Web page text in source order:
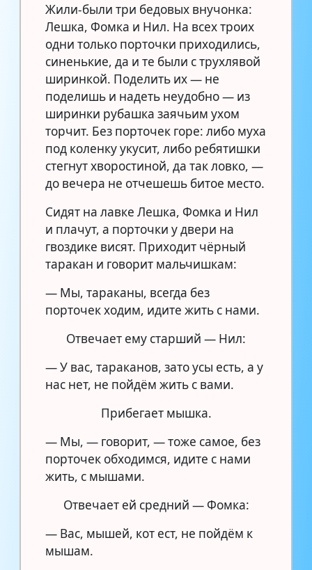
Жили-были три бедовых внучонка:
Лешка, Фомка и Нил. На всех троих
одни только порточки приходились,
синенькие, да и те были с трухлявой
ширинкой. Поделить их — не
поделишь и надеть неудобно — из
ширинки рубашка заячьим ухом
торчит. Без порточек горе: либо муха
под коленку укусит, либо ребятишки
стегнут хворостиной, да так ловко, —
до вечера не отчешешь битое место.
Сидят на лавке Лешка, Фомка и Нил
и плачут, а порточки у двери на
гвоздике висят. Приходит чёрный
таракан и говорит мальчишкам:
— Мы, тараканы, всегда без
порточек ходим, идите жить с нами.
Отвечает ему старший — Нил:
— У вас, тараканов, зато усы есть, а у
нас нет, не пойдём жить с вами.
Прибегает мышка.
— Мы, — говорит, — тоже самое, без
порточек обходимся, идите с нами
жить, с мышами.
Отвечает ей средний — Фомка:
— Вас, мышей, кот ест, не пойдём к
мышам.